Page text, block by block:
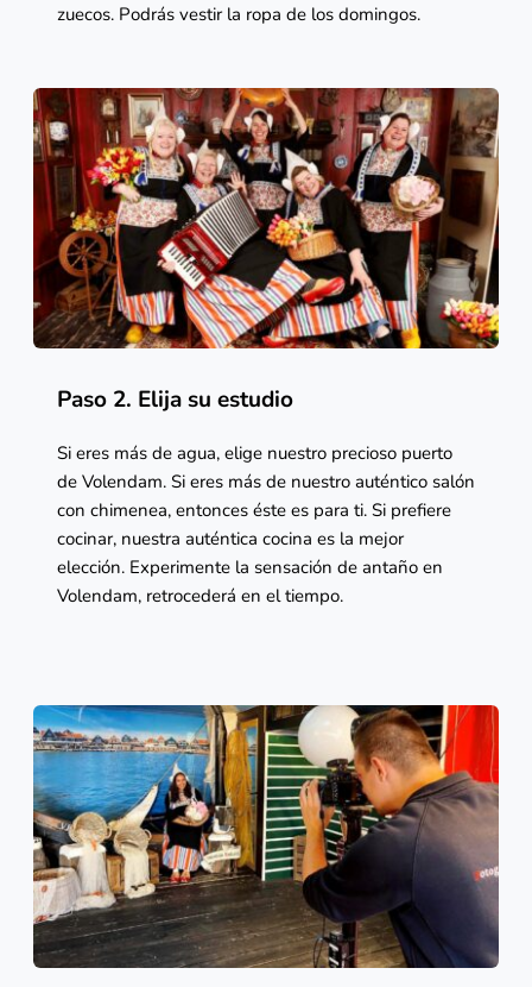
zuecos. Podrás vestir la ropa de los domingos.
Paso 2. Elija su estudio
Si eres más de agua, elige nuestro precioso puerto
de Volendam. Si eres más de nuestro auténtico salón
con chimenea, entonces éste es para ti. Si prefiere
cocinar, nuestra auténtica cocina es la mejor
elección. Experimente la sensación de antaño en
Volendam, retrocederá en el tiempo.